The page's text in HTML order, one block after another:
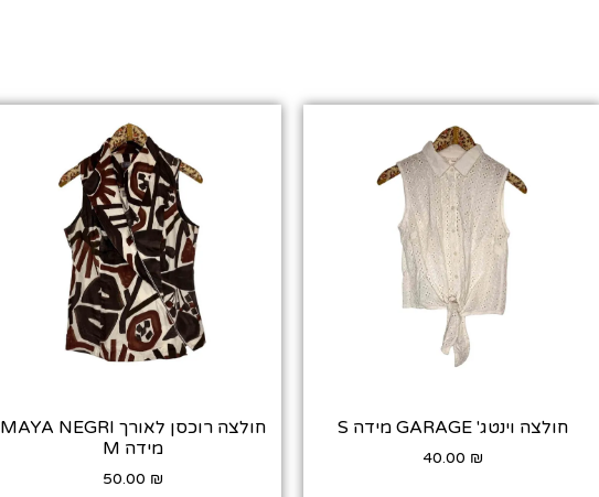
חולצה וינטג' GARAGE מידה S
40.00 ₪
חולצה רוכסן לאורך MAYA NEGRI
מידה M
50.00 ₪